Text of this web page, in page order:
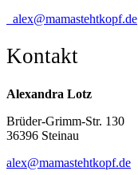
alex@mamastehtkopf.de
Kontakt
Alexandra Lotz
Brüder-Grimm-Str. 130
36396 Steinau
alex@mamastehtkopf.de